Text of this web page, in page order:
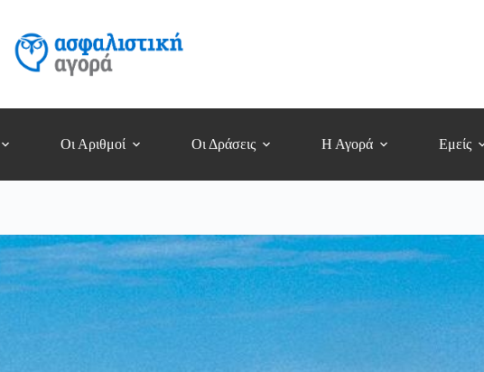
Οι Αριθμοί Οι Δράσεις Η Αγορά Εμείς